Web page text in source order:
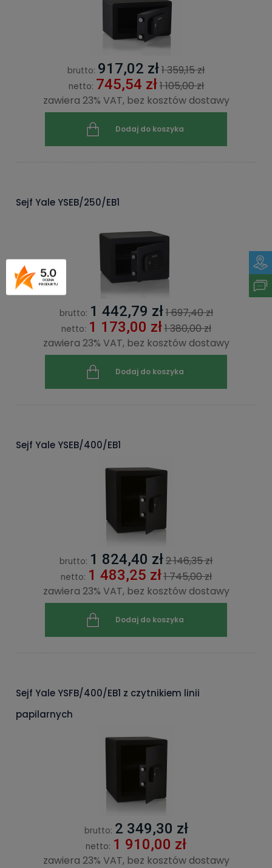
brutto: 917,02 zł1 359,15 zł
netto: 745,54 zł1 105,00 zł
zawiera 23% VAT, bez kosztów dostawy
Dodaj do koszyka
Sejf Yale YSEB/250/EB1
brutto: 1 442,79 zł1 697,40 zł
netto: 1 173,00 zł1 380,00 zł
zawiera 23% VAT, bez kosztów dostawy
Dodaj do koszyka
Sejf Yale YSEB/400/EB1
brutto: 1 824,40 zł2 146,35 zł
netto: 1 483,25 zł1 745,00 zł
zawiera 23% VAT, bez kosztów dostawy
Dodaj do koszyka
Sejf Yale YSFB/400/EB1 z czytnikiem linii
papilarnych
brutto: 2 349,30 zł
netto: 1 910,00 zł
zawiera 23% VAT, bez kosztów dostawy
5.0
OCENA
PRODUKTU